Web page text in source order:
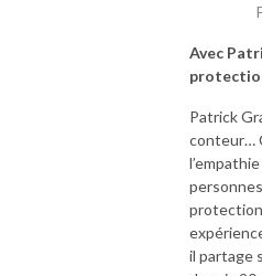
citoyenne et les initiatives de
locaux expérimentés ou émergents,
Avec
Patrick
conteur…
protection
il partage